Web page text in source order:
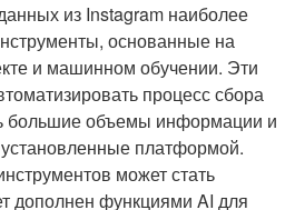
из Instagram наиболее
основанные на
и машинном обучении. Эти
процесс сбора
большие объемы информации и
платформой.
может стать
дополнен функциями AI для